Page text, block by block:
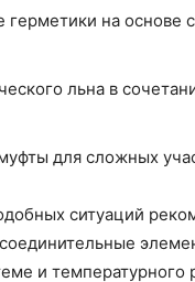
на основе
льна в
для сложных
ситуаций
и